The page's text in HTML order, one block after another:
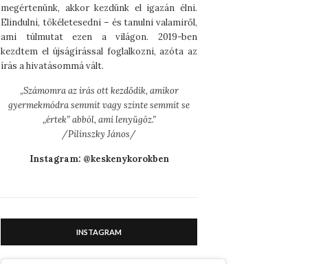
megértenünk, akkor kezdünk el igazán élni.
Elindulni, tökéletesedni – és tanulni valamiről,
ami túlmutat ezen a világon. 2019-ben
kezdtem el újságírással foglalkozni, azóta az
írás a hivatásommá vált.
„Számomra az írás ott kezdődik, amikor
gyermekmódra semmit vagy szinte semmit se
„értek” abból, ami lenyűgöz.”
/Pilinszky János/
Instagram: @keskenykorokben
INSTAGRAM